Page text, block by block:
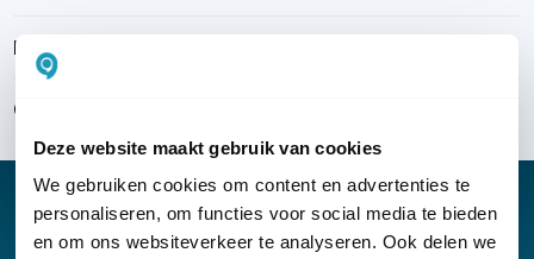
Deze website maakt gebruik van cookies
We gebruiken cookies om content en advertenties te
personaliseren, om functies voor social media te bieden
en om ons websiteverkeer te analyseren. Ook delen we
Bezorgen & installeren
Over KommaGo